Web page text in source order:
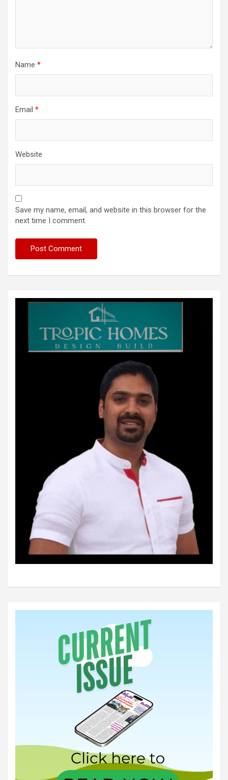
Name *
Email *
Website
Save my name, email, and website in this browser for the
next time I comment.